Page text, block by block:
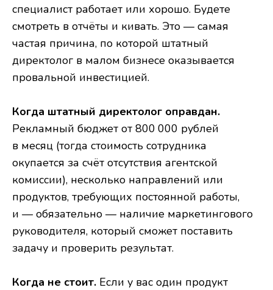
специалист работает или хорошо. Будете
смотреть в отчёты и кивать. Это — самая
частая причина, по которой штатный
директолог в малом бизнесе оказывается
провальной инвестицией.
Когда штатный директолог оправдан.
Рекламный бюджет от 800 000 рублей
в месяц (тогда стоимость сотрудника
окупается за счёт отсутствия агентской
комиссии), несколько направлений или
продуктов, требующих постоянной работы,
и — обязательно — наличие маркетингового
руководителя, который сможет поставить
задачу и проверить результат.
Когда не стоит. Если у вас один продукт